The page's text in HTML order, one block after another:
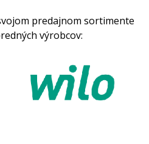
predajnom sortimente
výrobcov: